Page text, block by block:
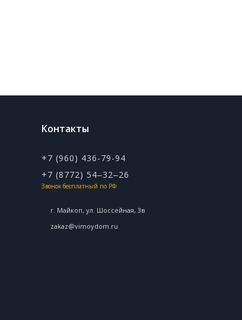
Контакты
+7 (960) 436-79-94
+7 (8772) 54‒32‒26
Звонок бесплатный по РФ
г. Майкоп, ул. ​Шоссейная, 3в
zakaz@vimoydom.ru